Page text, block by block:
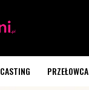
CASTING PRZEŁOWCA